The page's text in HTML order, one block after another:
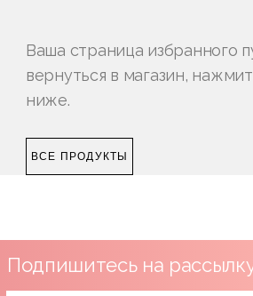
Ваша страница избранного
вернуться в магазин,
ниже.
ВСЕ ПРОДУКТЫ
Подпишитесь на